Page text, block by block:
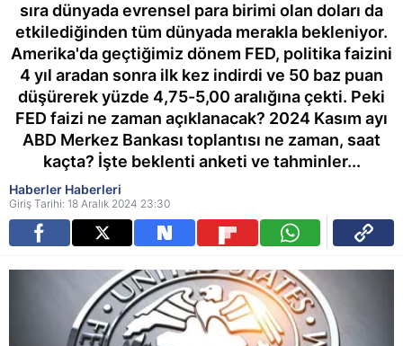
sıra dünyada evrensel para birimi olan doları da
etkilediğinden tüm dünyada merakla bekleniyor.
Amerika'da geçtiğimiz dönem FED, politika faizini
4 yıl aradan sonra ilk kez indirdi ve 50 baz puan
düşürerek yüzde 4,75-5,00 aralığına çekti. Peki
FED faizi ne zaman açıklanacak? 2024 Kasım ayı
ABD Merkez Bankası toplantısı ne zaman, saat
kaçta? İşte beklenti anketi ve tahminler...
Haberler Haberleri
Giriş Tarihi: 18 Aralık 2024 23:30